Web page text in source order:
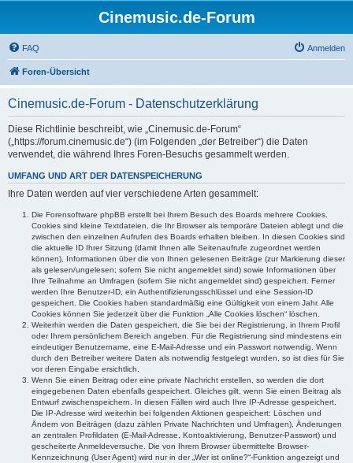
Cinemusic.de-Forum
FAQ Anmelden
Foren-Übersicht
Cinemusic.de-Forum - Datenschutzerklärung
Diese Richtlinie beschreibt, wie „Cinemusic.de-Forum“
(„https://forum.cinemusic.de“) (im Folgenden „der Betreiber“) die Daten
verwendet, die während Ihres Foren-Besuchs gesammelt werden.
UMFANG UND ART DER DATENSPEICHERUNG
Ihre Daten werden auf vier verschiedene Arten gesammelt:
Die Forensoftware phpBB erstellt bei Ihrem Besuch des Boards mehrere Cookies.
Cookies sind kleine Textdateien, die Ihr Browser als temporäre Dateien ablegt und die
zwischen den einzelnen Aufrufen des Boards erhalten bleiben. In diesen Cookies sind
die aktuelle ID Ihrer Sitzung (damit Ihnen alle Seitenaufrufe zugeordnet werden
können), Informationen über die von Ihnen gelesenen Beiträge (zur Markierung dieser
als gelesen/ungelesen; sofern Sie nicht angemeldet sind) sowie Informationen über
Ihre Teilnahme an Umfragen (sofern Sie nicht angemeldet sind) gespeichert. Ferner
werden Ihre Benutzer-ID, ein Authentifizierungsschlüssel und eine Session-ID
gespeichert. Die Cookies haben standardmäßig eine Gültigkeit von einem Jahr. Alle
Cookies können Sie jederzeit über die Funktion „Alle Cookies löschen“ löschen.
Weiterhin werden die Daten gespeichert, die Sie bei der Registrierung, in Ihrem Profil
oder Ihrem persönlichem Bereich angeben. Für die Registrierung sind mindestens ein
eindeutiger Benutzername, eine E-Mail-Adresse und ein Passwort notwendig. Wenn
durch den Betreiber weitere Daten als notwendig festgelegt wurden, so ist dies für Sie
vor deren Eingabe ersichtlich.
Wenn Sie einen Beitrag oder eine private Nachricht erstellen, so werden die dort
eingegebenen Daten ebenfalls gespeichert. Gleiches gilt, wenn Sie einen Beitrag als
Entwurf zwischenspeichern. In diesen Fällen wird auch Ihre IP-Adresse gespeichert.
Die IP-Adresse wird weiterhin bei folgenden Aktionen gespeichert: Löschen und
Ändern von Beiträgen (dazu zählen Private Nachrichten und Umfragen), Änderungen
an zentralen Profildaten (E-Mail-Adresse, Kontoaktivierung, Benutzer-Passwort) und
gescheiterte Anmeldeversuche. Die von Ihrem Browser übermittelte Browser-
Kennzeichnung (User Agent) wird nur in der „Wer ist online?“-Funktion angezeigt und